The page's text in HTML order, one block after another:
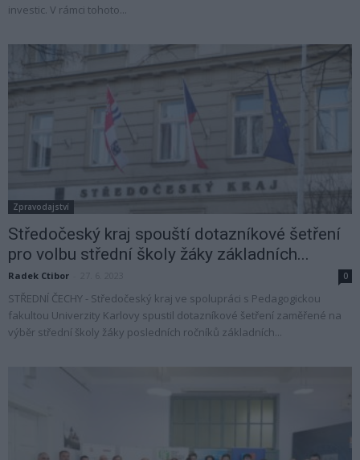
investic. V rámci tohoto...
Zpravodajství
Středočeský kraj spouští dotazníkové šetření
pro volbu střední školy žáky základních...
Radek Ctibor 0
STŘEDNÍ ČECHY - Středočeský kraj ve spolupráci s Pedagogickou
fakultou Univerzity Karlovy spustil dotazníkové šetření zaměřené na
výběr střední školy žáky posledních ročníků základních...